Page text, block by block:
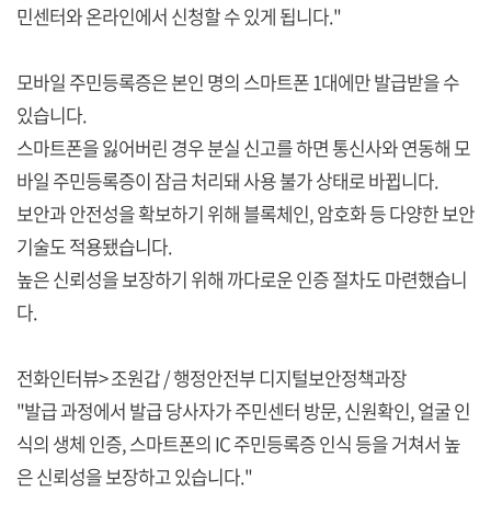
민센터와 온라인에서 신청할 수 있게 됩니다."
모바일 주민등록증은 본인 명의 스마트폰 1대에만 발급받을 수
있습니다.
스마트폰을 잃어버린 경우 분실 신고를 하면 통신사와 연동해 모
바일 주민등록증이 잠금 처리돼 사용 불가 상태로 바뀝니다.
보안과 안전성을 확보하기 위해 블록체인, 암호화 등 다양한 보안
기술도 적용됐습니다.
높은 신뢰성을 보장하기 위해 까다로운 인증 절차도 마련했습니
다.
전화인터뷰> 조원갑 / 행정안전부 디지털보안정책과장
"발급 과정에서 발급 당사자가 주민센터 방문, 신원확인, 얼굴 인
식의 생체 인증, 스마트폰의 IC 주민등록증 인식 등을 거쳐서 높
은 신뢰성을 보장하고 있습니다."